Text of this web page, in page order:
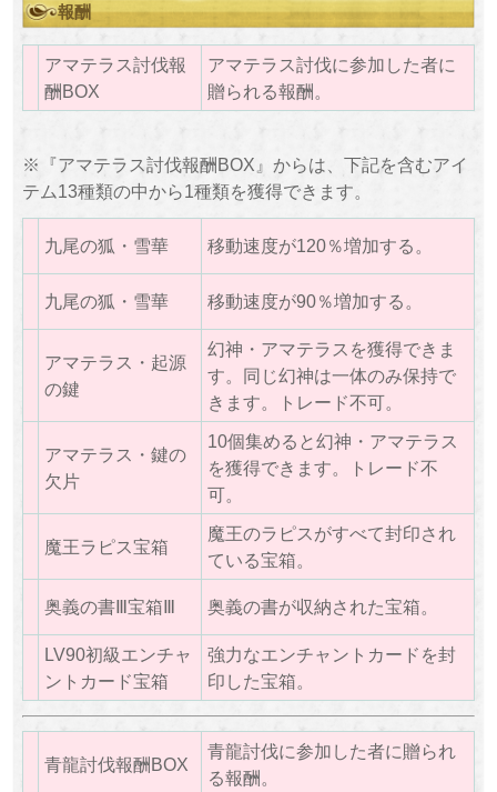
報酬
アマテラス討伐報
酬BOX
アマテラス討伐に参加した者に
贈られる報酬。
※『アマテラス討伐報酬BOX』からは、下記を含むアイ
テム13種類の中から1種類を獲得できます。
九尾の狐・雪華 移動速度が120％増加する。
九尾の狐・雪華 移動速度が90％増加する。
アマテラス・起源
の鍵
幻神・アマテラスを獲得できま
す。同じ幻神は一体のみ保持で
きます。トレード不可。
アマテラス・鍵の
欠片
10個集めると幻神・アマテラス
を獲得できます。トレード不
可。
魔王ラピス宝箱
魔王のラピスがすべて封印され
ている宝箱。
奥義の書Ⅲ宝箱Ⅲ 奥義の書が収納された宝箱。
LV90初級エンチャ
ントカード宝箱
強力なエンチャントカードを封
印した宝箱。
青龍討伐報酬BOX
青龍討伐に参加した者に贈られ
る報酬。